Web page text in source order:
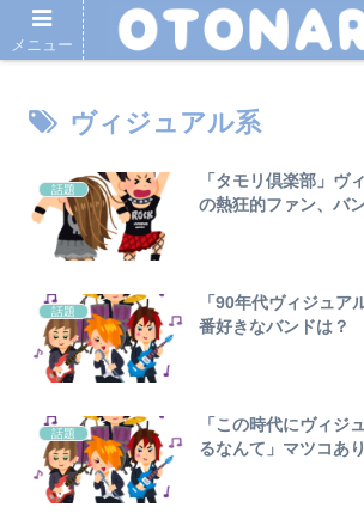
ヴィジュアル系
話題
「タモリ倶楽部」ヴ
の熱狂的ファン、バ
話題
「90年代ヴィジュア
番好きなバンドは？
話題
「この時代にヴィジ
るなんて」マツコあ
メニュー